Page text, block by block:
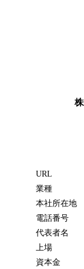
URL
業種
本社所在地
電話番号
代表者名
上場
資本金